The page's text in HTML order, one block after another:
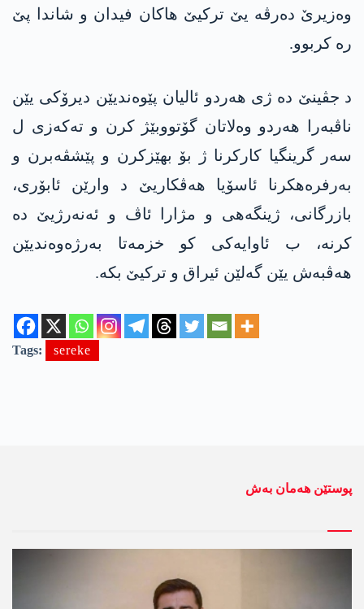
وەزیرێ دەرڤە یێ ترکیێ ھاکان فیدان و شاندا پێ
رە کربوو.
د جڤینێ دە ژی ھەردو ئالیان پێوەندیێن دیرۆکی یێن
ناڤبەرا ھەردو وەلاتان گۆتووبێژ کرن و تەکەزی ل
سەر گرینگیا کارکرنا ژ بۆ بھێزکرن و پێشڤەبرن و
بەرفرەھکرنا ئاسۆیا ھەڤکاریێ د وارێن ئابۆری،
بازرگانی، ژینگەھی و مژارا ئاڤ و ئەنەرژیێ دە
کرنە، ب ئاوایەکی کو خزمەتا بەرژەوەندیێن
ھەڤبەش یێن گەلێن ئیراق و ترکیێ بکە.
Tags: sereke
پوستێن ھەمان بەش